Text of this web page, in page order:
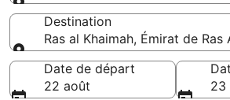
Origine
Destination
Ras al Khaimah, Émirat de
Destination
Date de départ
22 août
23